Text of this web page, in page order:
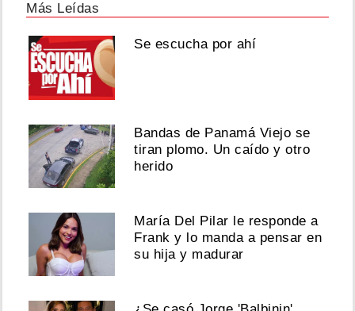
Más Leídas
Se escucha por ahí
Bandas de Panamá Viejo se
tiran plomo. Un caído y otro
herido
María Del Pilar le responde a
Frank y lo manda a pensar en
su hija y madurar